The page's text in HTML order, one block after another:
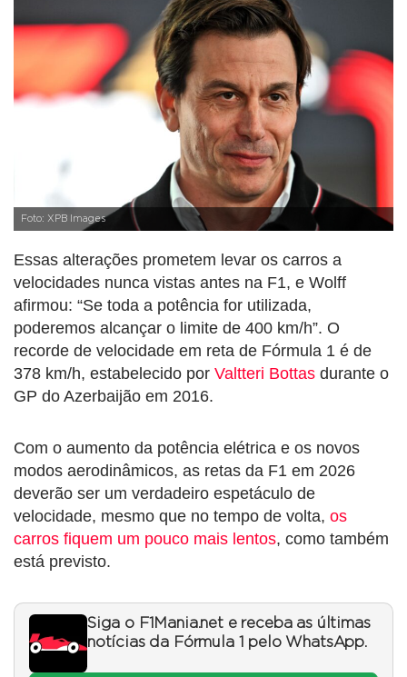
Foto: XPB Images
Essas alterações prometem levar os carros a
velocidades nunca vistas antes na F1, e Wolff
afirmou: “Se toda a potência for utilizada,
poderemos alcançar o limite de 400 km/h”. O
recorde de velocidade em reta de Fórmula 1 é de
378 km/h, estabelecido por Valtteri Bottas durante o
GP do Azerbaijão em 2016.
Com o aumento da potência elétrica e os novos
modos aerodinâmicos, as retas da F1 em 2026
deverão ser um verdadeiro espetáculo de
velocidade, mesmo que no tempo de volta, os
carros fiquem um pouco mais lentos, como também
está previsto.
Siga o F1Mania.net e receba as últimas
notícias da Fórmula 1 pelo WhatsApp.